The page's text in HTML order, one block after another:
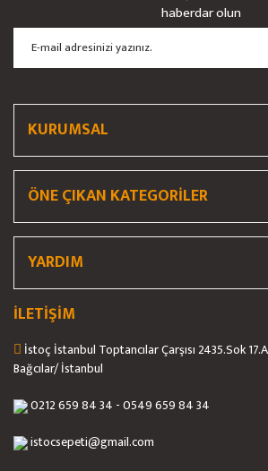
Ürün açıklamasında eksik bilgiler bulunuyor.
Ürün bilgilerinde hatalar bulunuyor.
Ürün fiyatı diğer sitelerden daha pahalı.
haberdar olun
KURUMSAL
ÖNE ÇIKAN KATEGORİLER
YARDIM
İLETİŞİM
İstoç İstanbul Toptancılar Çarşısı 2435.Sok
Bağcılar/ İstanbul
0212 659 84 34 - 0549 659 84 34
istocsepeti@gmail.com